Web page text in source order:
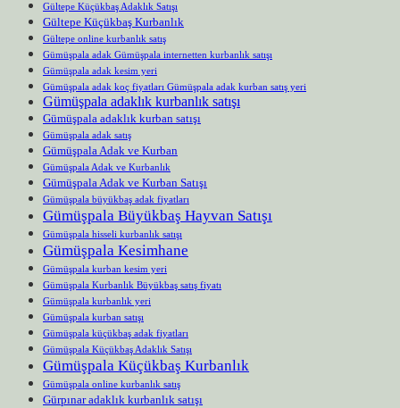
Gültepe Küçükbaş Adaklık Satışı
Gültepe Küçükbaş Kurbanlık
Gültepe online kurbanlık satış
Gümüşpala adak Gümüşpala internetten kurbanlık satışı
Gümüşpala adak kesim yeri
Gümüşpala adak koç fiyatları Gümüşpala adak kurban satış yeri
Gümüşpala adaklık kurbanlık satışı
Gümüşpala adaklık kurban satışı
Gümüşpala adak satış
Gümüşpala Adak ve Kurban
Gümüşpala Adak ve Kurbanlık
Gümüşpala Adak ve Kurban Satışı
Gümüşpala büyükbaş adak fiyatları
Gümüşpala Büyükbaş Hayvan Satışı
Gümüşpala hisseli kurbanlık satışı
Gümüşpala Kesimhane
Gümüşpala kurban kesim yeri
Gümüşpala Kurbanlık Büyükbaş satış fiyatı
Gümüşpala kurbanlık yeri
Gümüşpala kurban satışı
Gümüşpala küçükbaş adak fiyatları
Gümüşpala Küçükbaş Adaklık Satışı
Gümüşpala Küçükbaş Kurbanlık
Gümüşpala online kurbanlık satış
Gürpınar adaklık kurbanlık satışı